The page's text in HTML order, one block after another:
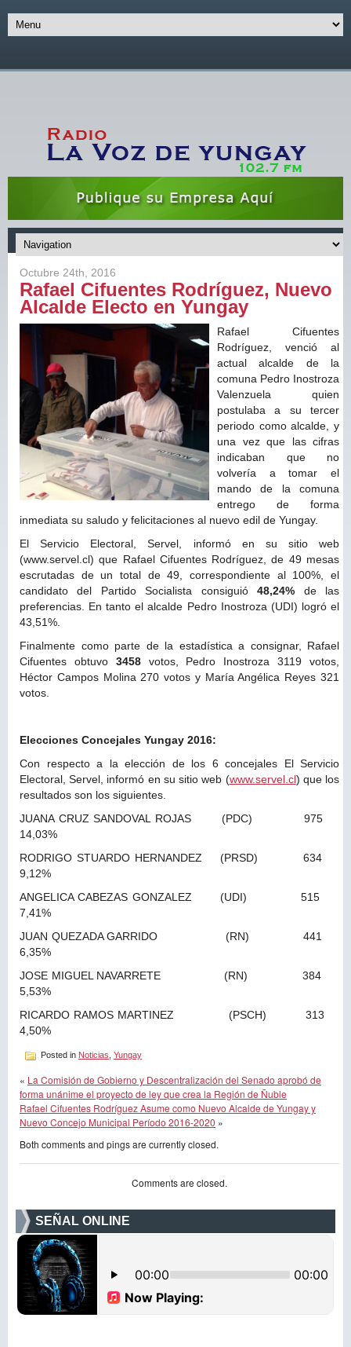
Octubre 24th, 2016
Rafael Cifuentes Rodríguez, Nuevo
Alcalde Electo en Yungay
Rafael Cifuentes
Rodríguez, venció al
actual alcalde de la
comuna Pedro Inostroza
Valenzuela quien
postulaba a su tercer
periodo como alcalde, y
una vez que las cifras
indicaban que no
volvería a tomar el
mando de la comuna
entrego de forma
inmediata su saludo y felicitaciones al nuevo edil de Yungay.
El Servicio Electoral, Servel, informó en su sitio web
(www.servel.cl) que Rafael Cifuentes Rodríguez, de 49 mesas
escrutadas de un total de 49, correspondiente al 100%, el
candidato del Partido Socialista consiguió48,24% de las
preferencias. En tanto el alcalde Pedro Inostroza (UDI) logró el
43,51%.
Finalmente como parte de la estadística a consignar, Rafael
Cifuentes obtuvo 3458 votos, Pedro Inostroza 3119 votos,
Héctor Campos Molina 270 votos y María Angélica Reyes 321
votos.
Elecciones Concejales Yungay 2016:
Con respecto a la elección de los 6 concejales El Servicio
Electoral, Servel, informó en su sitio web (www.servel.cl) que los
resultados son los siguientes.
JUANA CRUZ SANDOVAL ROJAS (PDC) 975
14,03%
RODRIGO STUARDO HERNANDEZ (PRSD) 634
9,12%
ANGELICA CABEZAS GONZALEZ (UDI) 515
7,41%
JUAN QUEZADA GARRIDO (RN) 441
6,35%
JOSE MIGUEL NAVARRETE (RN) 384
5,53%
RICARDO RAMOS MARTINEZ (PSCH) 313
4,50%
Posted in Noticias Yungay
« La Comisión de Gobierno y Descentralización del Senado aprobó de
forma unánime el proyecto de ley que crea la Región de Ñuble
Rafael Cifuentes Rodríguez Asume como Nuevo Alcalde de Yungay y
Nuevo Concejo Municipal Período 2016-2020 »
Both comments and pings are currently closed.
Comments are closed.
SEÑAL ONLINE